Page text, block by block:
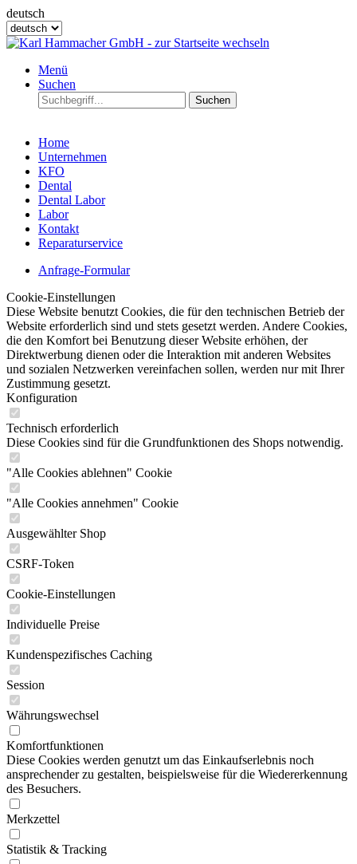
deutsch
Menü
Suchen
Suchen
Home
Unternehmen
KFO
Dental
Dental Labor
Labor
Kontakt
Reparaturservice
Anfrage-Formular
Cookie-Einstellungen
Diese Website benutzt Cookies, die für den technischen Betrieb der
Website erforderlich sind und stets gesetzt werden. Andere Cookies,
die den Komfort bei Benutzung dieser Website erhöhen, der
Direktwerbung dienen oder die Interaktion mit anderen Websites
und sozialen Netzwerken vereinfachen sollen, werden nur mit Ihrer
Zustimmung gesetzt.
Konfiguration
Technisch erforderlich
Diese Cookies sind für die Grundfunktionen des Shops notwendig.
"Alle Cookies ablehnen" Cookie
"Alle Cookies annehmen" Cookie
Ausgewählter Shop
CSRF-Token
Cookie-Einstellungen
Individuelle Preise
Kundenspezifisches Caching
Session
Währungswechsel
Komfortfunktionen
Diese Cookies werden genutzt um das Einkaufserlebnis noch
ansprechender zu gestalten, beispielsweise für die Wiedererkennung
des Besuchers.
Merkzettel
Statistik & Tracking